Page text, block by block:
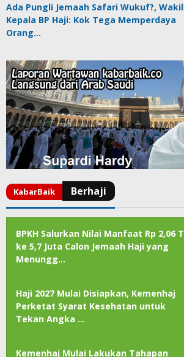
Ada Pungli Jemaah Safari Wukuf?, Wakil
Kepala BP Haji: Kok Tega Memperdaya
Orang…
BPKH Salurkan Nilai Manfaat Rp 2,06 T
ke 5,7 Juta Calon Jemaah Haji yang
Menungg…
Haji 2027 Mulai Disiapkan, Kemenhaj
Perketat Syarat Kesehatan untuk
Tekan Angka …
Kemenhaj Mulai Lakukan Tahapan